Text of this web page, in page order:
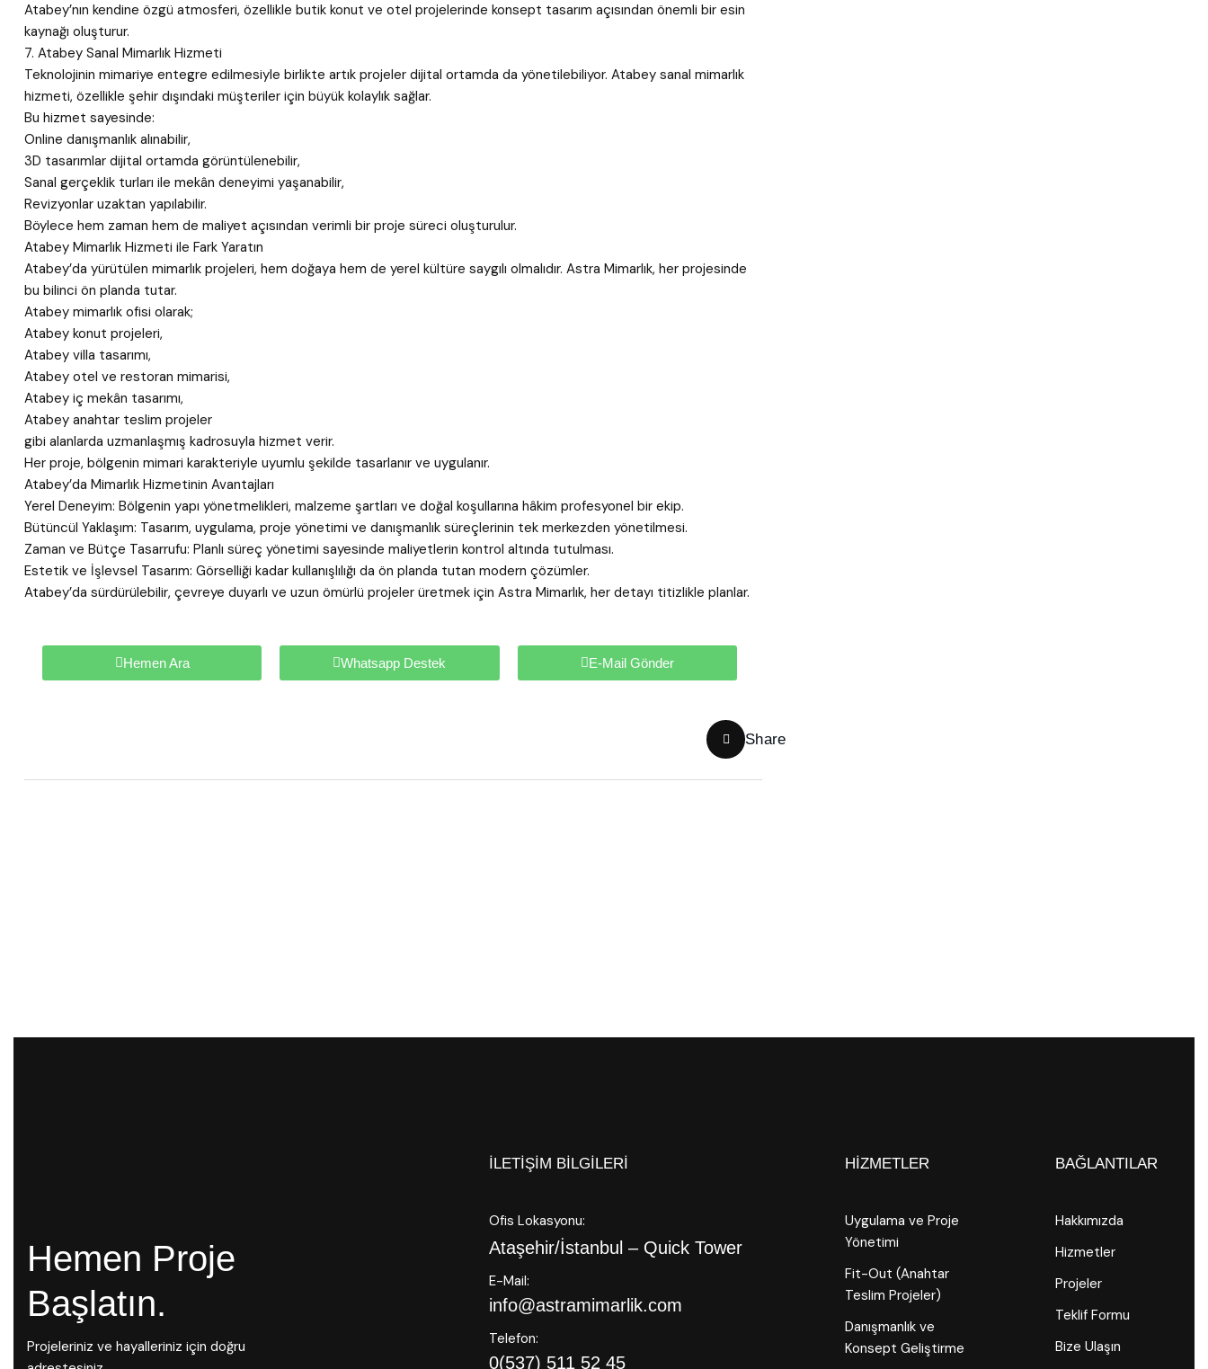
Atabey’nın kendine özgü atmosferi, özellikle butik konut ve otel projelerinde konsept tasarım açısından önemli bir esin
kaynağı oluşturur.
7. Atabey Sanal Mimarlık Hizmeti
Teknolojinin mimariye entegre edilmesiyle birlikte artık projeler dijital ortamda da yönetilebiliyor. Atabey sanal mimarlık
hizmeti, özellikle şehir dışındaki müşteriler için büyük kolaylık sağlar.
Bu hizmet sayesinde:
Online danışmanlık alınabilir,
3D tasarımlar dijital ortamda görüntülenebilir,
Sanal gerçeklik turları ile mekân deneyimi yaşanabilir,
Revizyonlar uzaktan yapılabilir.
Böylece hem zaman hem de maliyet açısından verimli bir proje süreci oluşturulur.
Atabey Mimarlık Hizmeti ile Fark Yaratın
Atabey’da yürütülen mimarlık projeleri, hem doğaya hem de yerel kültüre saygılı olmalıdır. Astra Mimarlık, her projesinde
bu bilinci ön planda tutar.
Atabey mimarlık ofisi olarak;
Atabey konut projeleri,
Atabey villa tasarımı,
Atabey otel ve restoran mimarisi,
Atabey iç mekân tasarımı,
Atabey anahtar teslim projeler
gibi alanlarda uzmanlaşmış kadrosuyla hizmet verir.
Her proje, bölgenin mimari karakteriyle uyumlu şekilde tasarlanır ve uygulanır.
Atabey’da Mimarlık Hizmetinin Avantajları
Yerel Deneyim: Bölgenin yapı yönetmelikleri, malzeme şartları ve doğal koşullarına hâkim profesyonel bir ekip.
Bütüncül Yaklaşım: Tasarım, uygulama, proje yönetimi ve danışmanlık süreçlerinin tek merkezden yönetilmesi.
Zaman ve Bütçe Tasarrufu: Planlı süreç yönetimi sayesinde maliyetlerin kontrol altında tutulması.
Estetik ve İşlevsel Tasarım: Görselliği kadar kullanışlılığı da ön planda tutan modern çözümler.
Atabey’da sürdürülebilir, çevreye duyarlı ve uzun ömürlü projeler üretmek için Astra Mimarlık, her detayı titizlikle planlar.
Hemen Ara Whatsapp Destek E-Mail Gönder
Share
Hemen Proje
Başlatın.
Projeleriniz ve hayalleriniz için doğru
İLETIŞIM BILGILERI
Ofis Lokasyonu:
Ataşehir/İstanbul – Quick Tower
E-Mail:
info@astramimarlik.com
Telefon:
0(537) 511 52 45
HIZMETLER
Uygulama ve Proje
Yönetimi
Fit-Out (Anahtar
Teslim Projeler)
Danışmanlık ve
Konsept Geliştirme
BAĞLANTILAR
Hakkımızda
Hizmetler
Projeler
Teklif Formu
Bize Ulaşın